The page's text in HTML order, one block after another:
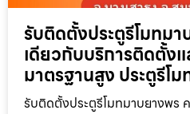
รับติดตั้งประตูรีโมทม
เดียวกับบริการติดตั้งแ
มาตรฐานสูง ประตูรีโ
รับติดตั้งประตูรีโมทมาบยางพร